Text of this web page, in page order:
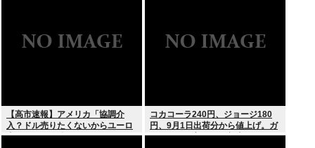
【高市速報】アメリカ「協調介
入？ドル売りたくないからユーロ
売るわ」EU激怒www
コカコーラ240円、ジョージ180
円、9月1日出荷分から値上げ。ガ
ソリンより高いとか意味不明すぎ